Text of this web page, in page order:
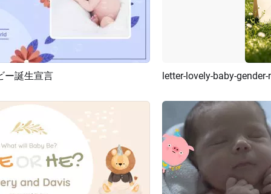
ュー AI再生成
ー誕生宣言 プレビュー
letter-lovely-baby-